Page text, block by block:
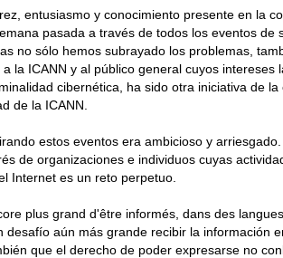
entusiasmo y conocimiento presente en la
pasada a través de todos los eventos
no sólo hemos subrayado los problemas,
la ICANN y al público general cuyos intereses
cibernética, ha sido otra iniciativa de
de la ICANN.
estos eventos era ambicioso y
de organizaciones e individuos cuyas
Internet es un reto perpetuo.
plus grand d'être informés, dans des
desafío aún más grande recibir la información
que el derecho de poder expresarse no